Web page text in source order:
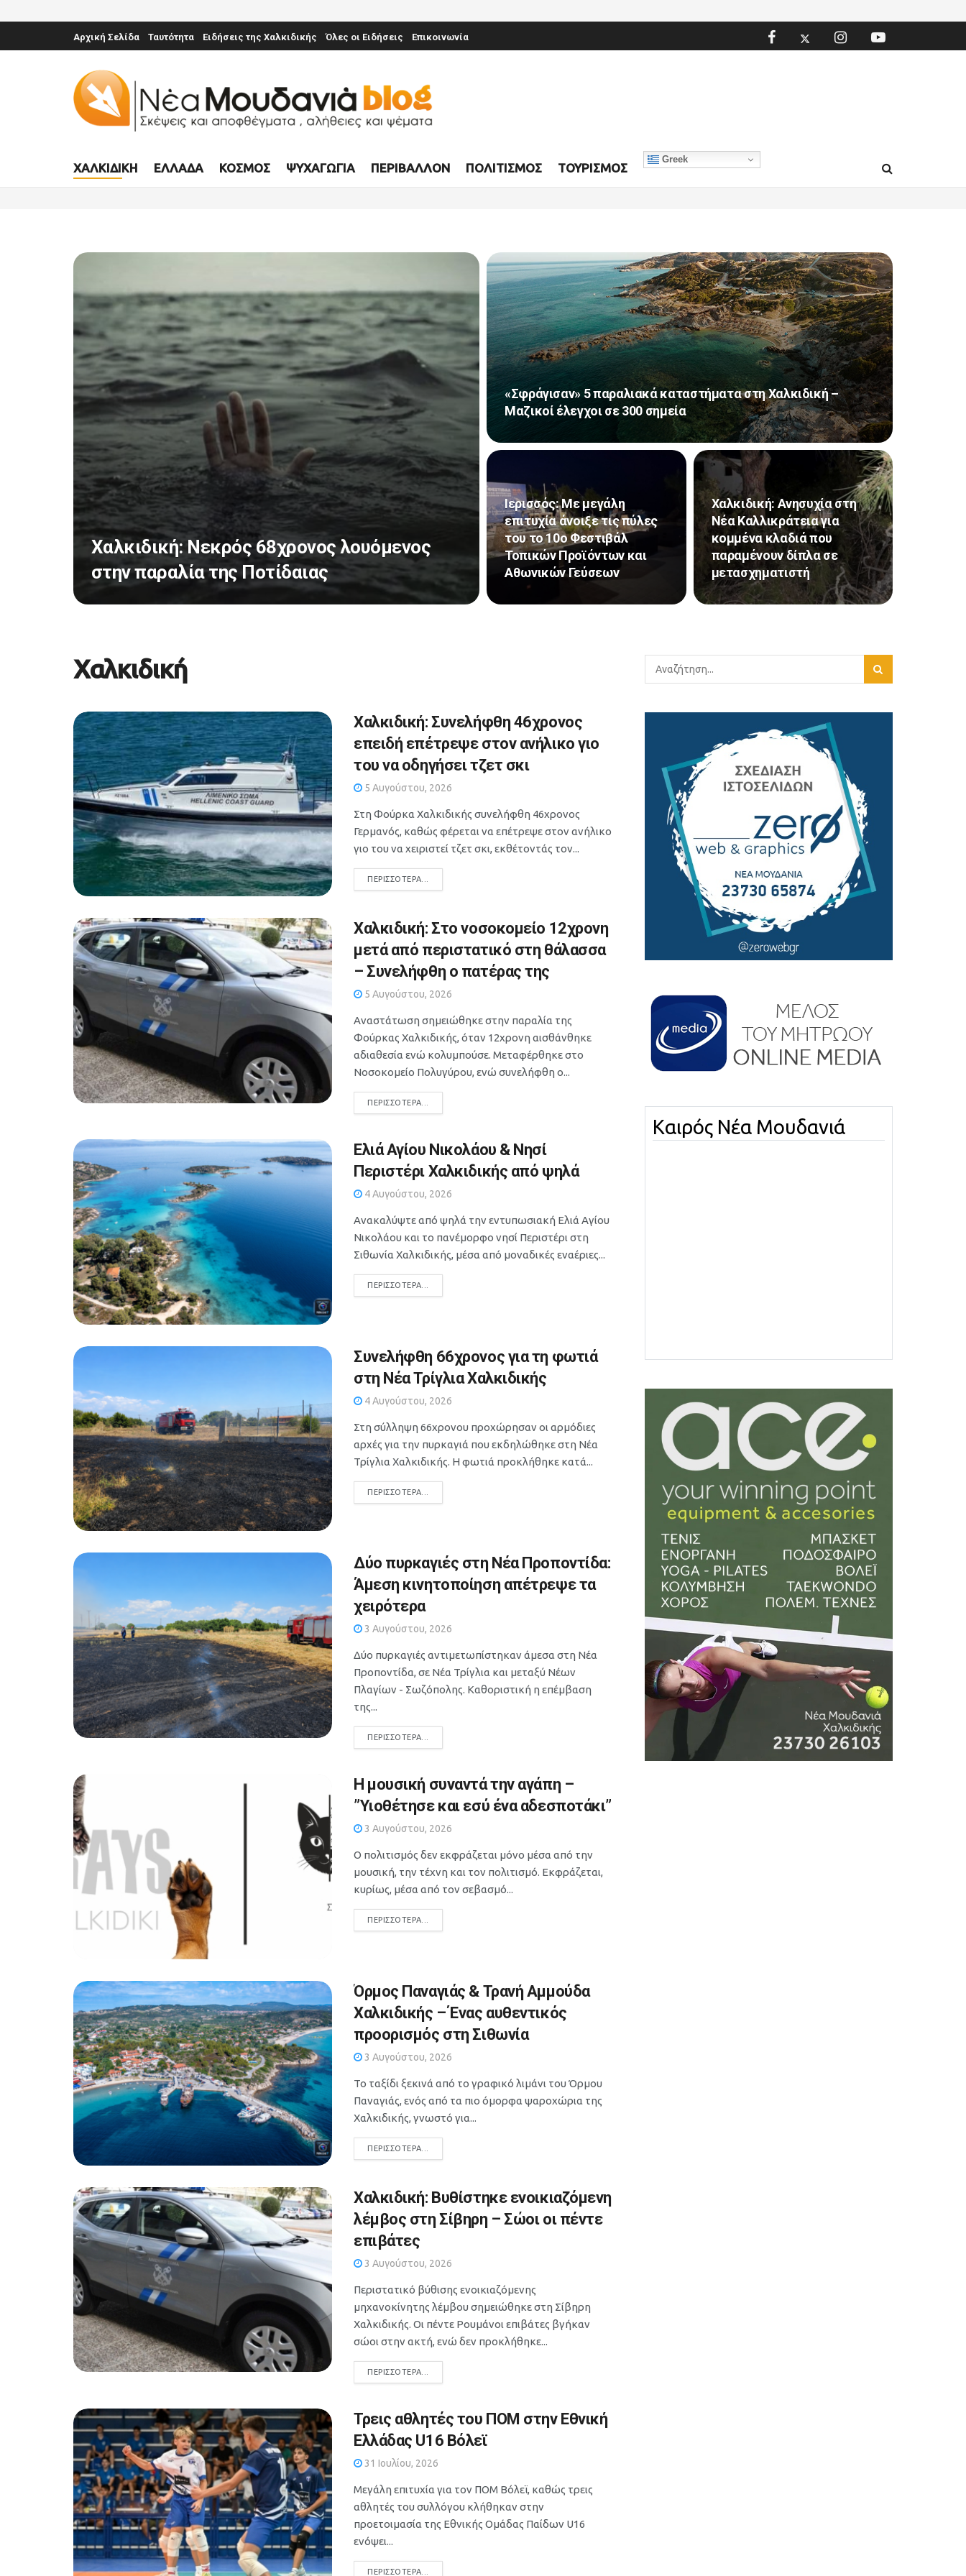
Αρχική Σελίδα Ταυτότητα Ειδήσεις της Χαλκιδικής Όλες οι Ειδήσεις Επικοινωνία
ΧΑΛΚΙΔΙΚΉ ΕΛΛΆΔΑ ΚΌΣΜΟΣ ΨΥΧΑΓΩΓΊΑ ΠΕΡΙΒΆΛΛΟΝ ΠΟΛΙΤΙΣΜΌΣ ΤΟΥΡΙΣΜΌΣ
Greek
Χαλκιδική: Νεκρός 68χρονος λουόμενος
στην παραλία της Ποτίδαιας
«Σφράγισαν» 5 παραλιακά καταστήματα στη Χαλκιδική –
Μαζικοί έλεγχοι σε 300 σημεία
Ιερισσός: Με μεγάλη
επιτυχία άνοιξε τις πύλες
του το 10ο Φεστιβάλ
Τοπικών Προϊόντων και
Αθωνικών Γεύσεων
Χαλκιδική: Ανησυχία στη
Νέα Καλλικράτεια για
κομμένα κλαδιά που
παραμένουν δίπλα σε
μετασχηματιστή
Χαλκιδική
Χαλκιδική: Συνελήφθη 46χρονος
επειδή επέτρεψε στον ανήλικο γιο
του να οδηγήσει τζετ σκι
5 Αυγούστου, 2026
Στη Φούρκα Χαλκιδικής συνελήφθη 46χρονος
Γερμανός, καθώς φέρεται να επέτρεψε στον ανήλικο
γιο του να χειριστεί τζετ σκι, εκθέτοντάς τον...
ΠΕΡΙΣΣΌΤΕΡΑ...
Χαλκιδική: Στο νοσοκομείο 12χρονη
μετά από περιστατικό στη θάλασσα
– Συνελήφθη ο πατέρας της
5 Αυγούστου, 2026
Αναστάτωση σημειώθηκε στην παραλία της
Φούρκας Χαλκιδικής, όταν 12χρονη αισθάνθηκε
αδιαθεσία ενώ κολυμπούσε. Μεταφέρθηκε στο
Νοσοκομείο Πολυγύρου, ενώ συνελήφθη ο...
ΠΕΡΙΣΣΌΤΕΡΑ...
Ελιά Αγίου Νικολάου & Νησί
Περιστέρι Χαλκιδικής από ψηλά
4 Αυγούστου, 2026
Ανακαλύψτε από ψηλά την εντυπωσιακή Ελιά Αγίου
Νικολάου και το πανέμορφο νησί Περιστέρι στη
Σιθωνία Χαλκιδικής, μέσα από μοναδικές εναέριες...
ΠΕΡΙΣΣΌΤΕΡΑ...
Συνελήφθη 66χρονος για τη φωτιά
στη Νέα Τρίγλια Χαλκιδικής
4 Αυγούστου, 2026
Στη σύλληψη 66χρονου προχώρησαν οι αρμόδιες
αρχές για την πυρκαγιά που εκδηλώθηκε στη Νέα
Τρίγλια Χαλκιδικής. Η φωτιά προκλήθηκε κατά...
ΠΕΡΙΣΣΌΤΕΡΑ...
Δύο πυρκαγιές στη Νέα Προποντίδα:
Άμεση κινητοποίηση απέτρεψε τα
χειρότερα
3 Αυγούστου, 2026
Δύο πυρκαγιές αντιμετωπίστηκαν άμεσα στη Νέα
Προποντίδα, σε Νέα Τρίγλια και μεταξύ Νέων
Πλαγίων - Σωζόπολης. Καθοριστική η επέμβαση
της...
ΠΕΡΙΣΣΌΤΕΡΑ...
Η μουσική συναντά την αγάπη –
”Υιοθέτησε και εσύ ένα αδεσποτάκι”
3 Αυγούστου, 2026
Ο πολιτισμός δεν εκφράζεται μόνο μέσα από την
μουσική, την τέχνη και τον πολιτισμό. Εκφράζεται,
κυρίως, μέσα από τον σεβασμό...
ΠΕΡΙΣΣΌΤΕΡΑ...
Όρμος Παναγιάς & Τρανή Αμμούδα
Χαλκιδικής – Ένας αυθεντικός
προορισμός στη Σιθωνία
3 Αυγούστου, 2026
Το ταξίδι ξεκινά από το γραφικό λιμάνι του Όρμου
Παναγιάς, ενός από τα πιο όμορφα ψαροχώρια της
Χαλκιδικής, γνωστό για...
ΠΕΡΙΣΣΌΤΕΡΑ...
Χαλκιδική: Βυθίστηκε ενοικιαζόμενη
λέμβος στη Σίβηρη – Σώοι οι πέντε
επιβάτες
3 Αυγούστου, 2026
Περιστατικό βύθισης ενοικιαζόμενης
μηχανοκίνητης λέμβου σημειώθηκε στη Σίβηρη
Χαλκιδικής. Οι πέντε Ρουμάνοι επιβάτες βγήκαν
σώοι στην ακτή, ενώ δεν προκλήθηκε...
ΠΕΡΙΣΣΌΤΕΡΑ...
Τρεις αθλητές του ΠΟΜ στην Εθνική
Ελλάδας U16 Βόλεϊ
31 Ιουλίου, 2026
Μεγάλη επιτυχία για τον ΠΟΜ Βόλεϊ, καθώς τρεις
αθλητές του συλλόγου κλήθηκαν στην
προετοιμασία της Εθνικής Ομάδας Παίδων U16
ενόψει...
ΠΕΡΙΣΣΌΤΕΡΑ...
Καιρός Νέα Μουδανιά